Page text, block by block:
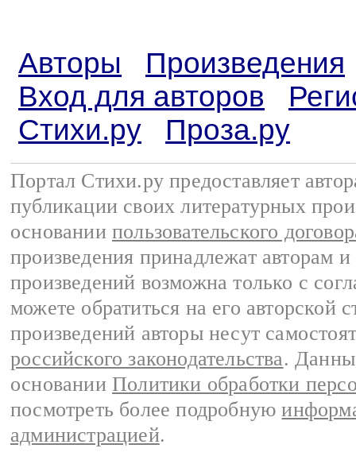
Авторы
Произведения
Вход для авторов
Стихи.ру
Проза.ру
Портал Стихи.ру предоставляет
публикации своих литературных
основании пользовательского
произведения принадлежат авторам
произведений возможна только с
можете обратиться на его авторской
произведений авторы несут
российского законодательства.
основании Политики обработки
посмотреть более подробную
администрацией.